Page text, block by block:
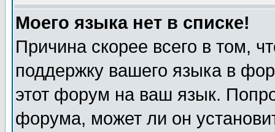
Моего языка нет в списке!
Причина скорее всего в том,
поддержку вашего языка в
этот форум на ваш язык.
форума, может ли он